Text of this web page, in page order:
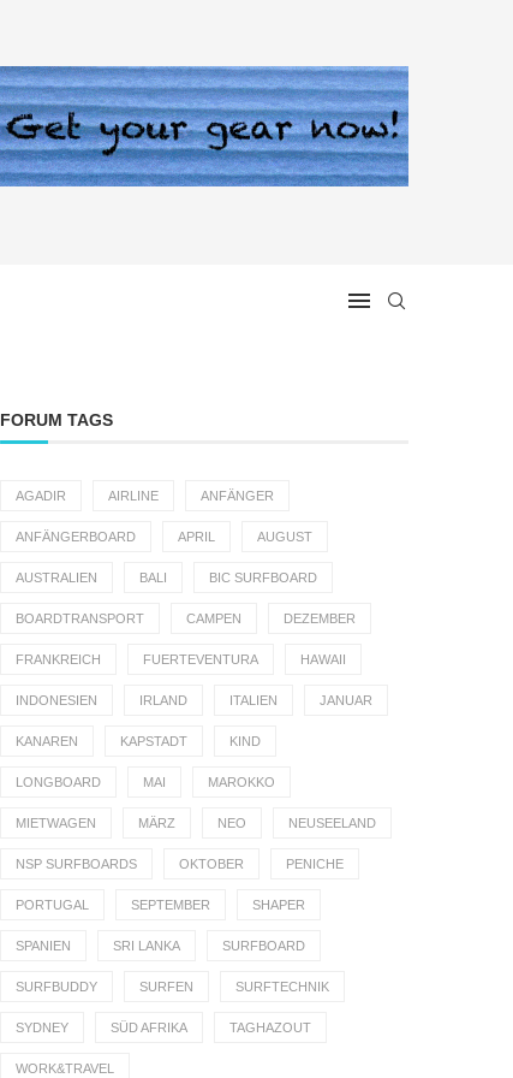
FORUM TAGS
AGADIR AIRLINE ANFÄNGER
ANFÄNGERBOARD APRIL AUGUST
AUSTRALIEN BALI BIC SURFBOARD
BOARDTRANSPORT CAMPEN DEZEMBER
FRANKREICH FUERTEVENTURA HAWAII
INDONESIEN IRLAND ITALIEN JANUAR
KANAREN KAPSTADT KIND
LONGBOARD MAI MAROKKO
MIETWAGEN MÄRZ NEO NEUSEELAND
NSP SURFBOARDS OKTOBER PENICHE
PORTUGAL SEPTEMBER SHAPER
SPANIEN SRI LANKA SURFBOARD
SURFBUDDY SURFEN SURFTECHNIK
SYDNEY SÜD AFRIKA TAGHAZOUT
WORK&TRAVEL